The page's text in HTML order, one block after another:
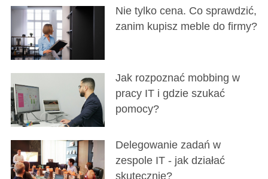
Nie tylko cena. Co sprawdzić,
zanim kupisz meble do firmy?
Jak rozpoznać mobbing w
pracy IT i gdzie szukać
pomocy?
Delegowanie zadań w
zespole IT - jak działać
skutecznie?